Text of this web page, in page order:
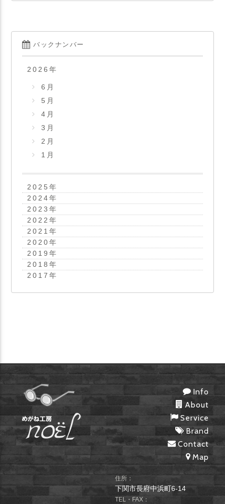
バックナンバー
2026 年
6月
5月
4月
3月
2月
1月
2025 年
2024年
2023 年
2022 年
2021 年
2020年
2019 年
2018 年
2017 年
Info
About
Service
Brand
Contact
Map
住所：
下関市長府中浜町6-14
TEL・FAX：